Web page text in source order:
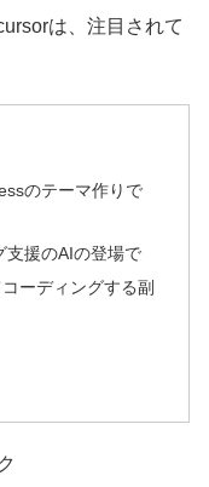
は、注目されて
のテーマ作りで
支援のAIの登場で
ーディングする副